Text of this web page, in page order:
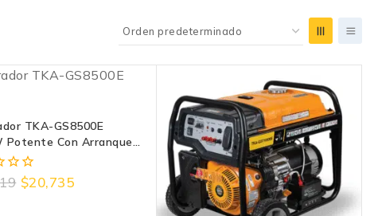
TKA-GS8500E
Potente Con Arranque
Y 16HP
$20,735